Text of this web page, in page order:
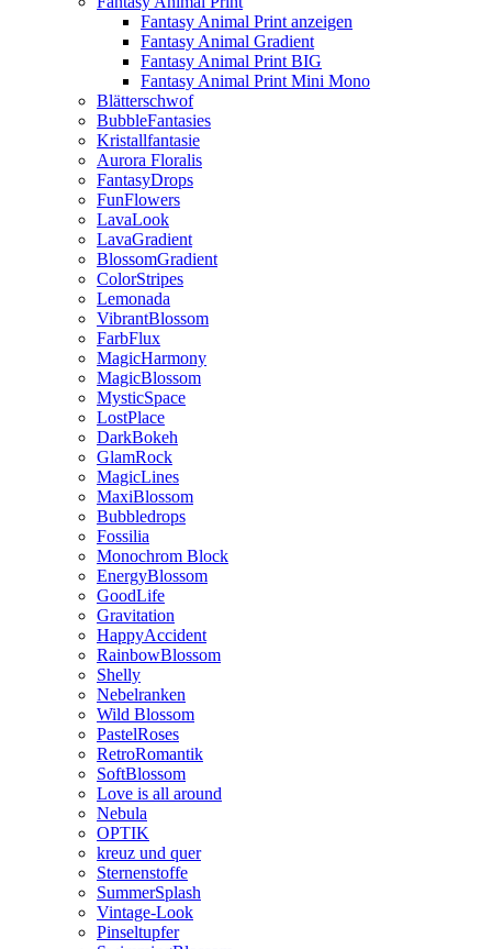
Fantasy Animal Print anzeigen
Fantasy Animal Gradient
Fantasy Animal Print BIG
Fantasy Animal Print Mini Mono
Blätterschwof
BubbleFantasies
Kristallfantasie
Aurora Floralis
FantasyDrops
FunFlowers
LavaLook
LavaGradient
BlossomGradient
ColorStripes
Lemonada
VibrantBlossom
FarbFlux
MagicHarmony
MagicBlossom
MysticSpace
LostPlace
DarkBokeh
GlamRock
MagicLines
MaxiBlossom
Bubbledrops
Fossilia
Monochrom Block
EnergyBlossom
GoodLife
Gravitation
HappyAccident
RainbowBlossom
Shelly
Nebelranken
Wild Blossom
PastelRoses
RetroRomantik
SoftBlossom
Love is all around
Nebula
OPTIK
kreuz und quer
Sternenstoffe
SummerSplash
Vintage-Look
Pinseltupfer